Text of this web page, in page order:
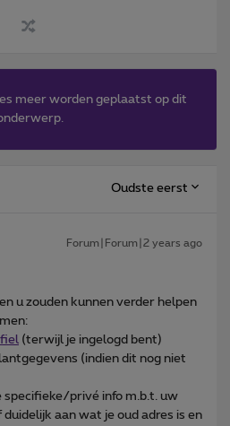
meer worden geplaatst op dit
Oudste eerst
Forum|Forum|2 years ago
u zouden kunnen verder helpen
(terwijl je ingelogd bent)
(indien dit nog niet
specifieke/privé info m.b.t. uw
aan wat je oud adres is en